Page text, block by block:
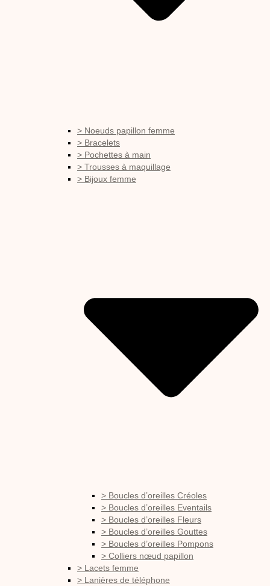
> Noeuds papillon femme
> Bracelets
> Pochettes à main
> Trousses à maquillage
> Bijoux femme
> Boucles d’oreilles Créoles
> Boucles d’oreilles Eventails
> Boucles d’oreilles Fleurs
> Boucles d’oreilles Gouttes
> Boucles d’oreilles Pompons
> Colliers nœud papillon
> Lacets femme
> Lanières de téléphone